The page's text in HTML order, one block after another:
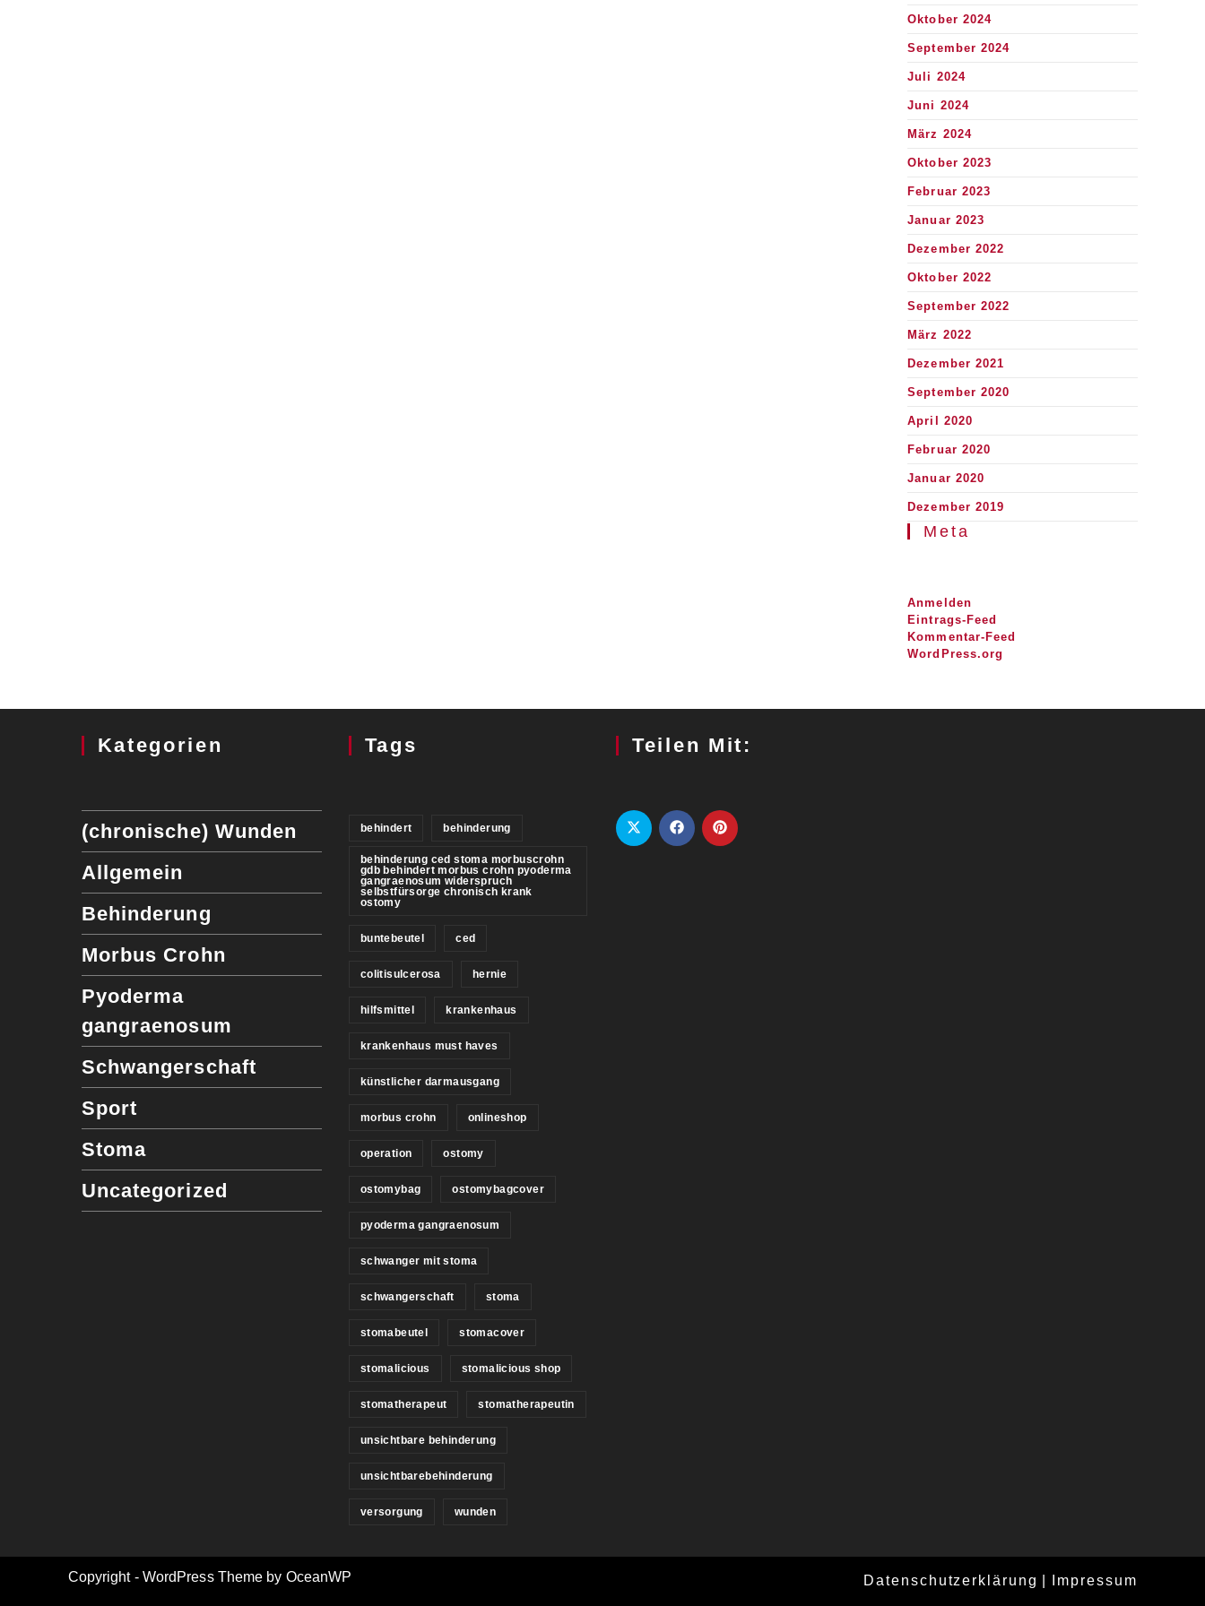
Oktober 2024
September 2024
Juli 2024
Juni 2024
März 2024
Oktober 2023
Februar 2023
Januar 2023
Dezember 2022
Oktober 2022
September 2022
März 2022
Dezember 2021
September 2020
April 2020
Februar 2020
Januar 2020
Dezember 2019
Meta
Anmelden
Eintrags-Feed
Kommentar-Feed
WordPress.org
Kategorien
(chronische) Wunden
Allgemein
Behinderung
Morbus Crohn
Pyoderma
gangraenosum
Schwangerschaft
Sport
Stoma
Uncategorized
Tags
behindert behinderung
behinderung ced stoma morbuscrohn
gdb behindert morbus crohn pyoderma
gangraenosum widerspruch
selbstfürsorge chronisch krank
ostomy
buntebeutel ced
colitisulcerosa hernie
hilfsmittel krankenhaus
krankenhaus must haves
künstlicher darmausgang
morbus crohn onlineshop
operation ostomy
ostomybag ostomybagcover
pyoderma gangraenosum
schwanger mit stoma
schwangerschaft stoma
stomabeutel stomacover
stomalicious stomalicious shop
stomatherapeut stomatherapeutin
unsichtbare behinderung
unsichtbarebehinderung
versorgung wunden
Teilen Mit:
Datenschutzerklärung Impressum
Copyright - WordPress Theme by OceanWP